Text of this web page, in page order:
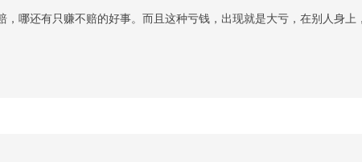
哪还有只赚不赔的好事。而且这种亏钱，出现就是大亏，在别人身上